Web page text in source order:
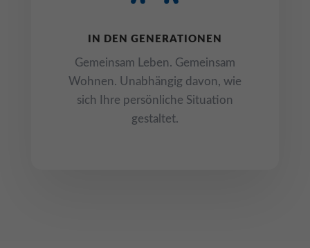
IN DEN GENERATIONEN
Gemeinsam Leben. Gemeinsam
Wohnen. Unabhängig davon, wie
sich Ihre persönliche Situation
gestaltet.
Cookies zur Auswertung sind hilfreich, um die Eigenschaften und die
Benutzerfreundlichkeit dieser Website zu verbessern